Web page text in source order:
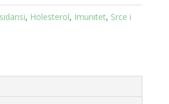
, Holesterol, Imunitet, Srce i